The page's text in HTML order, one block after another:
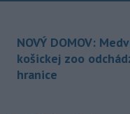
NOVÝ DOMOV:
košickej zoo
hranice